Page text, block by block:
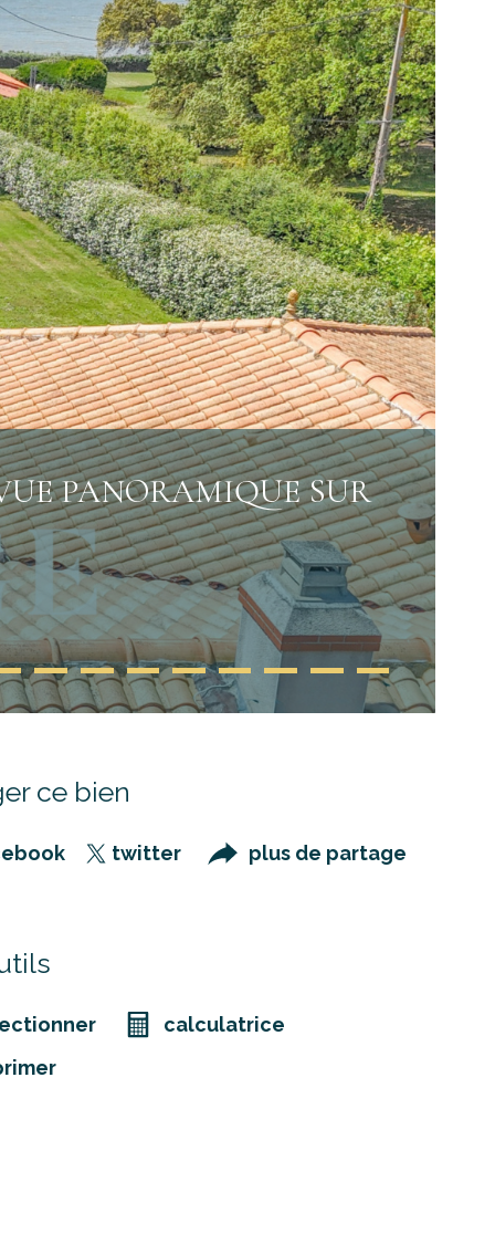
PANORAMIQUE SUR
ce bien
twitter plus de partage
calculatrice